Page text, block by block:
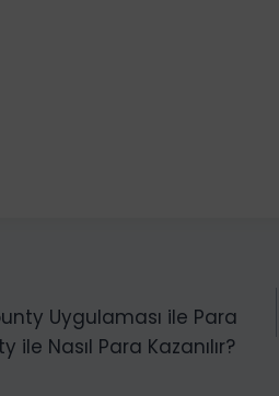
Uygulaması ile Para
ile Nasıl Para Kazanılır?